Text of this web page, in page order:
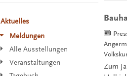
Zum
Aktuelles
Meldungen
Alle Ausstellungen
Veranstaltungen